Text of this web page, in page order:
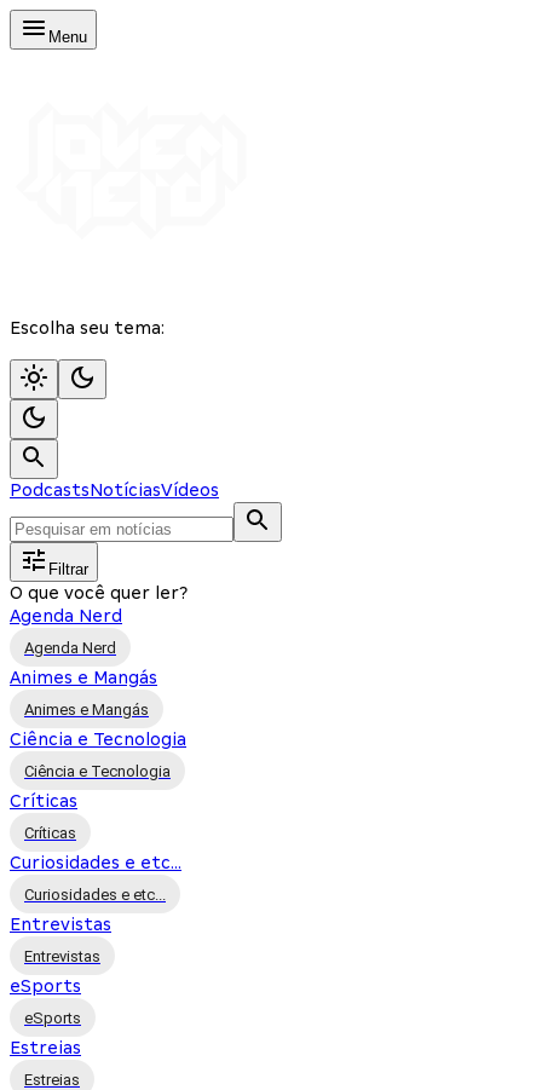
Menu
Escolha seu tema:
PodcastsNotíciasVídeos
Filtrar
O que você quer ler?
Agenda Nerd
Agenda Nerd
Animes e Mangás
Animes e Mangás
Ciência e Tecnologia
Ciência e Tecnologia
Críticas
Críticas
Curiosidades e etc...
Curiosidades e etc...
Entrevistas
Entrevistas
eSports
eSports
Estreias
Estreias